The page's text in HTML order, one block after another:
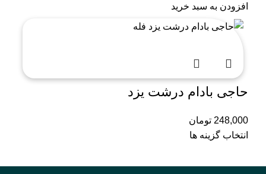
افزودن به سبد خرید
حاجی بادام درشت یزد
248,000 تومان
انتخاب گزینه ها